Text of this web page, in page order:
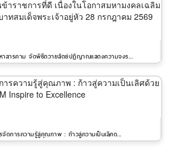
าสารคาม จัดพิธีถวายสัตย์ปฏิญาณแสดงความจงร...
ดการความรู้สู่คุณภาพ : ก้าวสู่ความเป็นเลิศด...